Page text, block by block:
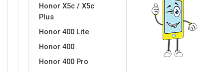
Honor X5c / X5c
Plus
Honor 400 Lite
Honor 400
Honor 400 Pro
Gym Unicorn kolekcija
Univerzalno kaljeno staklo
Univerzalne futrole i
maskice